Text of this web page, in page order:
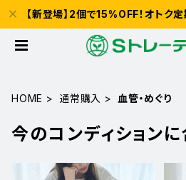
【新登場】2個で15%OFF！オトク
HOME 通常購入 血管・めぐり
今のコンディション